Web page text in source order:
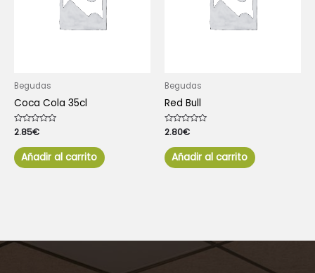
Begudas
Coca Cola 35cl
Valorado
con
de
5
2.85€
Añadir al carrito
Begudas
Red Bull
Valorado
con
de
5
2.80€
Añadir al carrito